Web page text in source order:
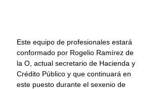
Este equipo de profesionales estará
conformado por Rogelio Ramírez de
la O, actual secretario de Hacienda y
Crédito Público y que continuará en
este puesto durante el sexenio de